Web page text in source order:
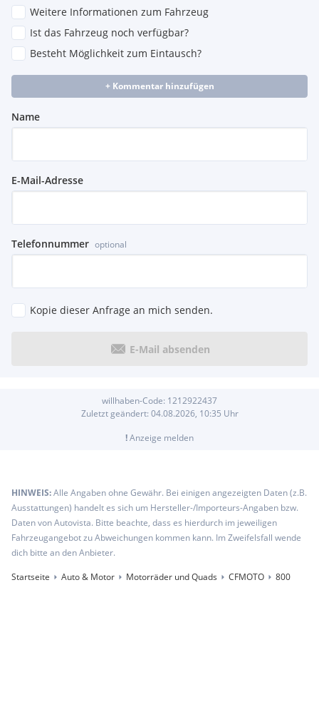
Weitere Informationen zum Fahrzeug
Ist das Fahrzeug noch verfügbar?
Besteht Möglichkeit zum Eintausch?
+ Kommentar hinzufügen
Name
E-Mail-Adresse
Telefonnummer optional
Kopie dieser Anfrage an mich senden.
E-Mail absenden
willhaben-Code: 1212922437
Zuletzt geändert: 04.08.2026, 10:35 Uhr
!Anzeige melden
HINWEIS:Alle Angaben ohne Gewähr. Bei einigen angezeigten Daten (z.B.
Ausstattungen) handelt es sich um Hersteller-/Importeurs-Angaben bzw.
Daten von Autovista. Bitte beachte, dass es hierdurch im jeweiligen
Fahrzeugangebot zu Abweichungen kommen kann. Im Zweifelsfall wende
dich bitte an den Anbieter.
Startseite
Auto & Motor Motorräder und Quads CFMOTO 800